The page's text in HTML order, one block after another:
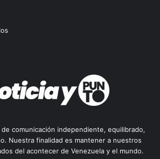
de comunicación independiente, equilibrado,
Nuestra finalidad es mantener a nuestros
del acontecer de Venezuela y el mundo.